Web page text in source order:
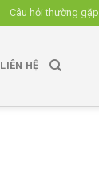
Câu hỏi thường gặp
LIÊN HỆ